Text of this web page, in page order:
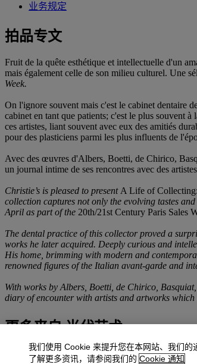
业务规定
拍品专文
Fruit de la quête esthétique et intellectuelle d'un
mais également celle de son milieu culturel. Une
Week.
On l'ignore souvent mais c'est le cabinet dentaire
cabinet en tant que patients; c'est le plus souvent
ces artistes, liant souvent avec eux des amitiés
pour des plasticiens parmi les plus influents de
Avec des œuvres d'Albers, Boetti, de Chirico,
un journal intime de ses rencontres avec des
Christie’s is pleased to present A Life of
collection captures not only the evolving tastes
April as part of the 20th/21st Century Paris Sales
The dental practice of this collector proved a
works he later acquired. Deeply curious and
His home, brimming with modern and
renowned figures of the Italian avant-garde and
With works by Albers, Boetti, de Chirico,
diary of encounter with artists and artworks
更多来自当代艺术
查看全部
我们使用 Cookie 来提升您在本网站、我们
了解更多资讯，请参阅我们的 Cookie 通知